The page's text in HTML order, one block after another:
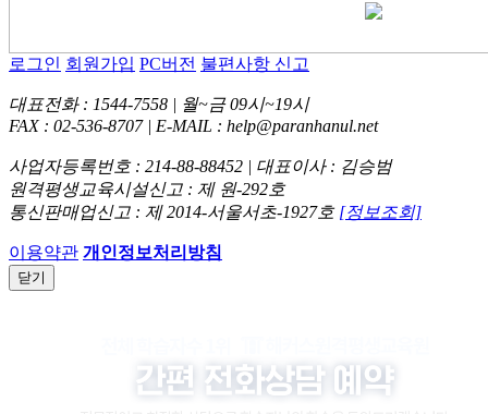
로그인 회원가입 PC버전 불편사항 신고
대표전화 : 1544-7558 | 월~금 09시~19시
FAX : 02-536-8707 | E-MAIL : help@paranhanul.net
사업자등록번호 : 214-88-88452 | 대표이사 : 김승범
원격평생교육시설신고 : 제 원-292호
통신판매업신고 : 제 2014-서울서초-1927호 [정보조회]
이용약관 개인정보처리방침
닫기